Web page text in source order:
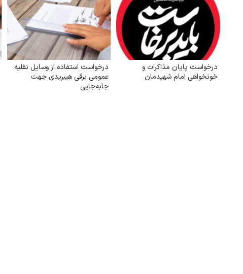
درخواست پایان مذاکرات و
خونخواهی امام شهیدمان
درخواست استفاده از وسایل نقلیه
عمومی برقی هیبریدی جهت
جابه‌جایی